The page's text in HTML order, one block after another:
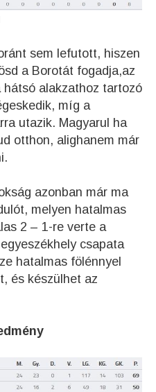
sem lefutott, hiszen
a Borotát fogadja,az
alakzathoz tartozó
míg a
utazik. Magyarul ha
otthon, alighanem már
azonban már ma
melyen hatalmas
2 – 1-re verte a
csapata
hatalmas fölénnyel
és készülhet az